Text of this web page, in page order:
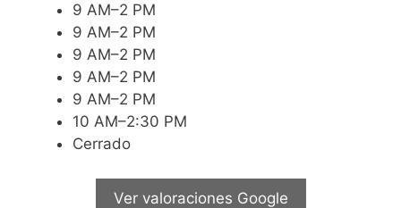
9 AM–2 PM
9 AM–2 PM
9 AM–2 PM
9 AM–2 PM
9 AM–2 PM
10 AM–2:30 PM
Cerrado
Ver valoraciones Google